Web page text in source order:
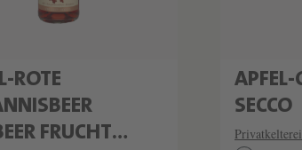
ROTE
FRUCHT
APFEL-
SECCO